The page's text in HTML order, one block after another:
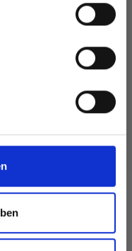
Alle Optionen
Rabatt